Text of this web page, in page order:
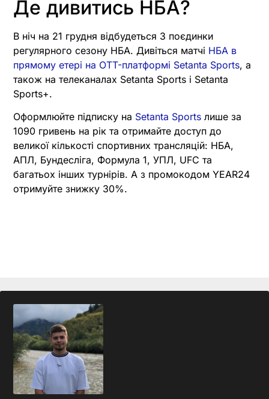
Де дивитись НБА?
В ніч на 21 грудня відбудеться 3 поєдинки
регулярного сезону НБА. Дивіться матчі НБА в
прямому етері на OTT-платформі Setanta Sports, а
також на телеканалах Setanta Sports і Setanta
Sports+.
Оформлюйте підписку на Setanta Sports лише за
1090 гривень на рік та отримайте доступ до
великої кількості спортивних трансляцій: НБА,
АПЛ, Бундесліга, Формула 1, УПЛ, UFC та
багатьох інших турнірів. А з промокодом YEAR24
отримуйте знижку 30%.